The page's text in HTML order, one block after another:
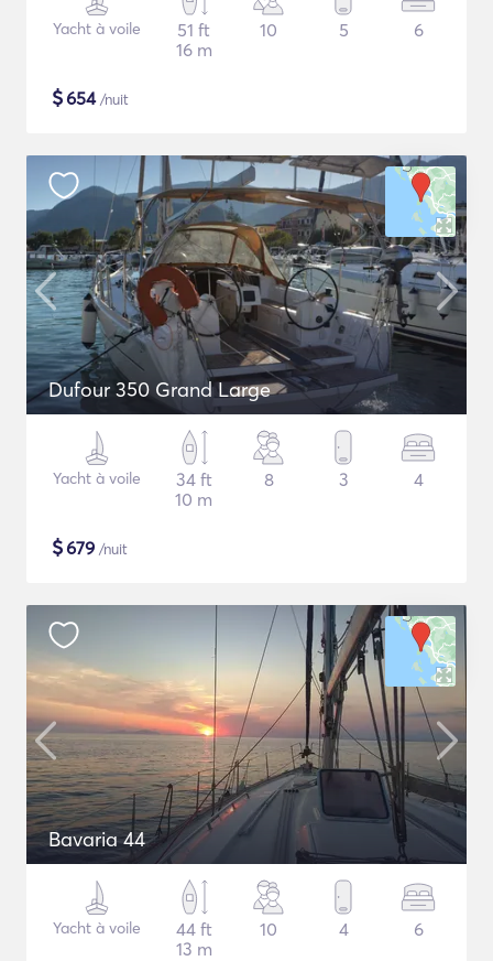
Yacht à voile
51 ft
16 m
10 5 6
$654/nuit
Dufour 350 Grand Large
Yacht à voile
34 ft
10 m
8 3 4
$679 /nuit
Bavaria 44
Yacht à voile
44 ft
13 m
10 4 6